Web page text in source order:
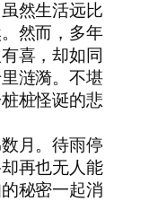
然生活远比
然而，多年
喜，却如同
涟漪。不堪
桩怪诞的悲
月。待雨停
再也无人能
秘密一起消